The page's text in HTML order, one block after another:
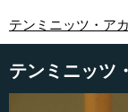
テンミニッツ・ア
テンミニッツ